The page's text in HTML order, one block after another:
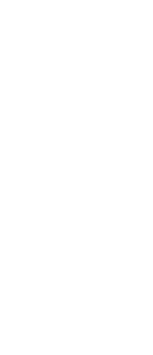
podemos tirar
de Juanlu
de 420 millones por
el ataque
de un inválido
antes del cierre
con el Genoa
campo sevillista
Salónica